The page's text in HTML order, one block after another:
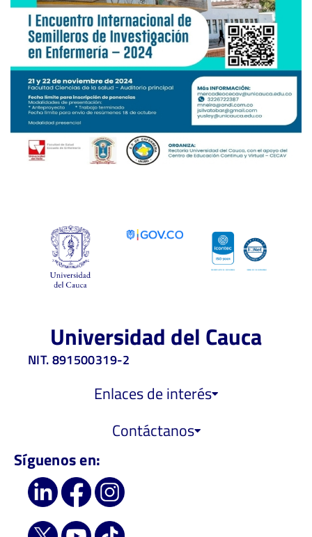
Universidad del Cauca
NIT. 891500319-2
Enlaces de interés
Contáctanos
Síguenos en: